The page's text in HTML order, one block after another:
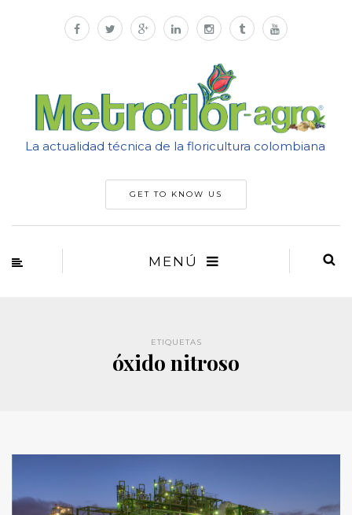
La actualidad técnica de la floricultura colombiana
GET TO KNOW US
MENÚ
ETIQUETAS
óxido nitroso